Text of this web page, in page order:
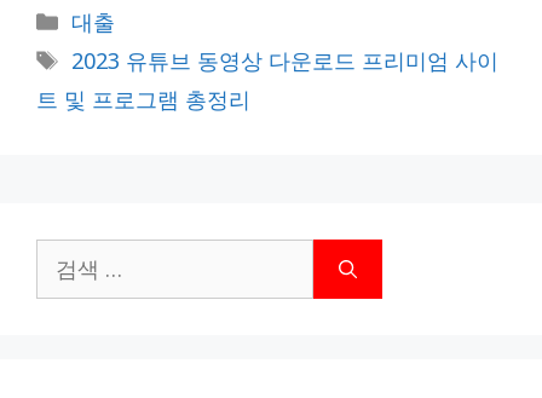
카
테
리
대출
태
그
2023 유튜브 동영상 다운로드 프리미엄 사이
트 및 프로그램 총정리
색: